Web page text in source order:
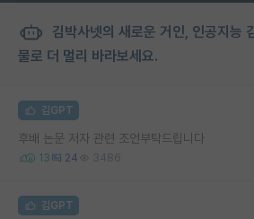
김박사넷의 새로운 거인, 인공지능
물로 더 멀리 바라보세요.
김GPT
후배 논문 저자 관련 조언부탁드립니다
13 24 3486
김GPT